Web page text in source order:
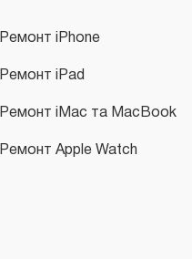
Ремонт iPhone
Ремонт iPad
Ремонт iMac та MacBook
Ремонт Apple Watch